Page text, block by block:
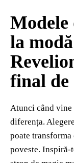
la
final de
Atunci când
diferența.
poate
poveste. Inspiră-